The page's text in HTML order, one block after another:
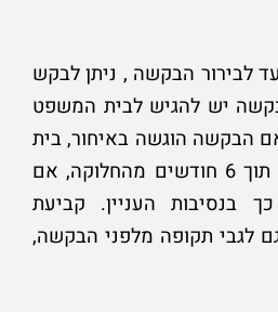
לבירור הבקשה , ניתן לבקש
יש להגיש לבית המשפט
הבקשה הוגשה באיחור, בית
המשפט יכול לדון בה תוך 6 חודשים מהחלוקה, אם
בנסיבות העניין. קביעת
גם לגבי תקופה מלפני הבקשה,